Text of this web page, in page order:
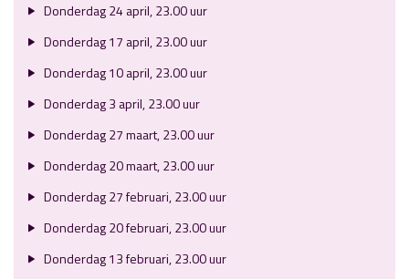
Donderdag 24 april, 23.00 uur
Donderdag 17 april, 23.00 uur
Donderdag 10 april, 23.00 uur
Donderdag 3 april, 23.00 uur
Donderdag 27 maart, 23.00 uur
Donderdag 20 maart, 23.00 uur
Donderdag 27 februari, 23.00 uur
Donderdag 20 februari, 23.00 uur
Donderdag 13 februari, 23.00 uur